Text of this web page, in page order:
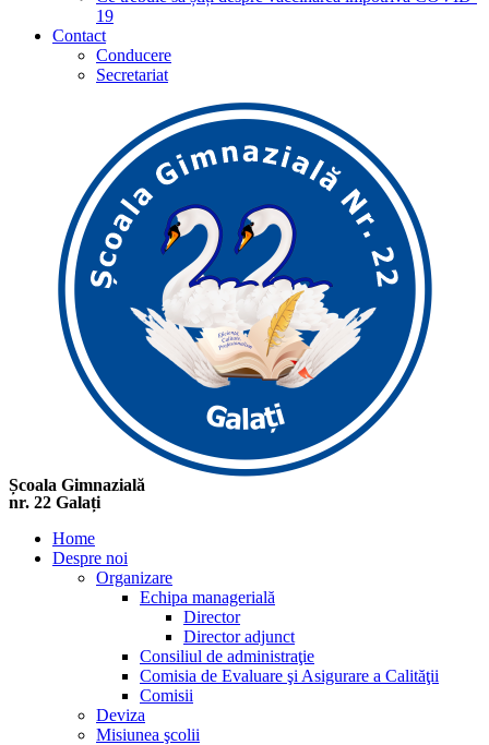
19
Contact
Conducere
Secretariat
Școala Gimnazială
nr. 22 Galați
Home
Despre noi
Organizare
Echipa managerială
Director
Director adjunct
Consiliul de administraţie
Comisia de Evaluare şi Asigurare a Calităţii
Comisii
Deviza
Misiunea şcolii